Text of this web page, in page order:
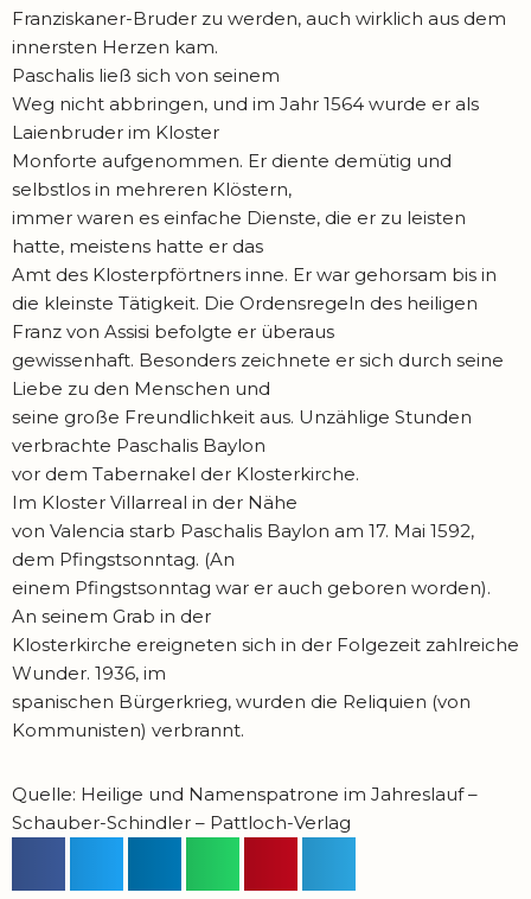
Franziskaner-Bruder zu werden, auch wirklich aus dem
innersten Herzen kam.
Paschalis ließ sich von seinem
Weg nicht abbringen, und im Jahr 1564 wurde er als
Laienbruder im Kloster
Monforte aufgenommen. Er diente demütig und
selbstlos in mehreren Klöstern,
immer waren es einfache Dienste, die er zu leisten
hatte, meistens hatte er das
Amt des Klosterpförtners inne. Er war gehorsam bis in
die kleinste Tätigkeit. Die Ordensregeln des heiligen
Franz von Assisi befolgte er überaus
gewissenhaft. Besonders zeichnete er sich durch seine
Liebe zu den Menschen und
seine große Freundlichkeit aus. Unzählige Stunden
verbrachte Paschalis Baylon
vor dem Tabernakel der Klosterkirche.
Im Kloster Villarreal in der Nähe
von Valencia starb Paschalis Baylon am 17. Mai 1592,
dem Pfingstsonntag. (An
einem Pfingstsonntag war er auch geboren worden).
An seinem Grab in der
Klosterkirche ereigneten sich in der Folgezeit zahlreiche
Wunder. 1936, im
spanischen Bürgerkrieg, wurden die Reliquien (von
Kommunisten) verbrannt.
Quelle: Heilige und Namenspatrone im Jahreslauf –
Schauber-Schindler – Pattloch-Verlag